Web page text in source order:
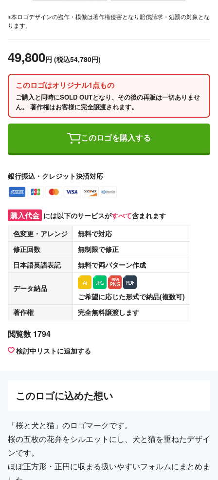
※本ロゴデザインの盗作・模倣は著作権侵害となり賠償請求・処罰の対象とな
ります。
49,800円 (税込54,780円)
このロゴはオリジナル1点もの
ご購入と同時にSOLD OUTとなり、その後の再販は一切ありませ
ん。 著作権はお客様に完全譲渡されます。
このロゴを購入する
銀行振込・クレジット決済対応
購入代金 には以下のサービスがすべて含まれます
色変更・アレンジ
無料で対応
修正回数
無制限で修正
日本語英語表記
無料で両パターン作成
データ納品
ご希望に応じた形式で納品(複数可)
著作権
完全無料譲渡します
閲覧数 1794
検討中リストに追加する
このロゴに込めた想い
「桜と犬と猫」のロゴマークです。
桜の五枚の花弁をシルエットにし、犬と猫を重ねたデザイ
ンです。
ほぼ正方形・正円に収まる扱いやすいフォルムにまとめま